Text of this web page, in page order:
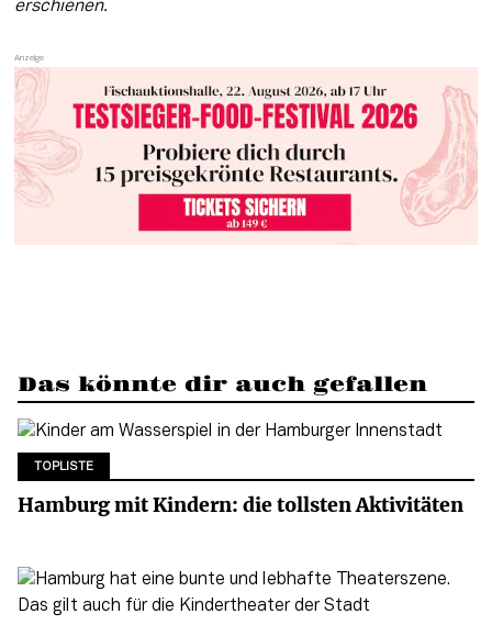
erschienen.
Das könnte dir auch gefallen
TOPLISTE
Hamburg mit Kindern: die tollsten Aktivitäten